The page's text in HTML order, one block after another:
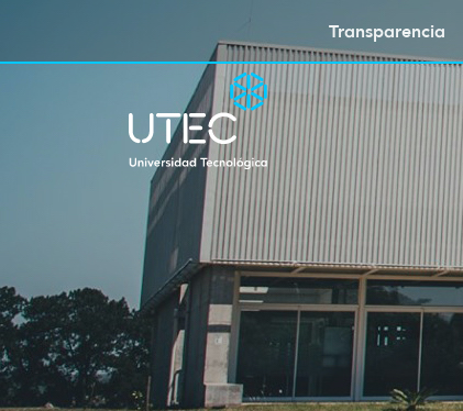
Transparencia